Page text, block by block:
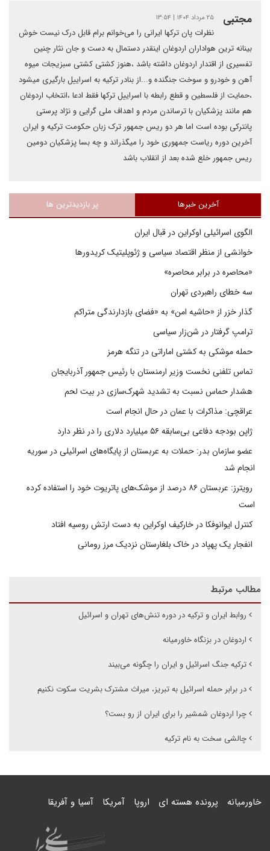
مجتبی ۲۵ مرداد ۱۴۰۴ | ۱۳:۵۴
نظرات پان ترکها ایرانی را می‌خوانم برام قابل درک نیست خوش
بینانه ترین هواداران اردوغان اینقدر دستمال به دست و جان نثار چنین
تفسیری از اقتدار اردوغان داشته باشد ،هنوز کشتی کشتی سبزیجات میوه
آهن و خودرو و سوخت جنگنده و...از بنادر ترکیه به اسراییل بارگیری میشود
،حمایت از فلسطین و قطع رابطه با اسراییل ترکها فقط ادعا ،انتخاب اردوغان
هم مانند پزشکیان با ترساندن مردم و اهداف ملی گرایی و نژاد پرستی
پانترکی بوده است اما هر دو ریس جمهور ترک زبان حکومت ترکیه و ایران
آخرین دوره ریاست جمهوری خود را میگذراند و چه بسا پزشکیان دومین
ریس جمهور خلع شده بعد از انقلاب باشد
آخرین خبرها پر بازدیدترین ها
الگوی اسرائیلی اوکراین در قبال ایران
خوانشی از منظر اقتصاد سیاسی و ژئوپلیتیک کریدورها
«محاصره در برابر محاصره»
سه خطای راهبردی تهران
گذار خزر از «حاشیه امن» به «فضای بازدارندگی متراکم
ترامپ گرفتار در شن‌زار سیاسی
حمله موشکی به کشتی اماراتی در تنگه هرمز
تماس تلفنی نخست وزیر ارمنستان با رئیس جمهور آذربایجان
هشدار حماس نسبت به تشدید شهرک‌سازی در بیت‌ لحم
عراقچی: مذاکرات با عمان در حال انجام است
ژاپن بودجه دفاعی بی‌سابقه ۵۶ میلیارد دلاری را در نظر دارد
عضو سازمان بدر: حملات به عربستان از پایگاه‌های اسرائیلی در سوریه
انجام شد
رویترز: عربستان ۸۶ درصد از موشک‌های پاتریوت خود را استفاده کرده
است
کنترل ایوانوفکا در خارکیف اوکراین به دست ارتش روسیه افتاد
انفجار یک پهپاد در خاک بلغارستان نزدیک مرز رومانی
مطالب مرتبط
روابط ایران و ترکیه در دوره تنش‌های تهران و اسرائیل
اردوغان در بزنگاه خاورمیانه
ترکیه جنگ اسرائیل و ایران را چگونه می‌بیند
در برابر حمله اسرائیل به تبریز، میراث مشترک بشریت سکوت نکنیم
چرا اردوغان شمشیر را برای ایران از رو بست؟
چالشی سخت به نام ترکیه
خاورمیانه پرونده هسته ای اروپا آمریکا آسیا و آفریقا